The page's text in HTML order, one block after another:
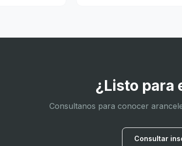
¿Listo para
Consultanos para conocer
Consultar